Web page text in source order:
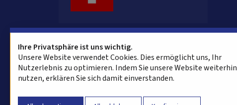
Ihre Privatsphäre ist uns wichtig.
Unsere Website verwendet Cookies. Dies ermöglicht uns, Ihr
Nutzerlebnis zu optimieren. Indem Sie unsere Website weiterhin
nutzen, erklären Sie sich damit einverstanden.